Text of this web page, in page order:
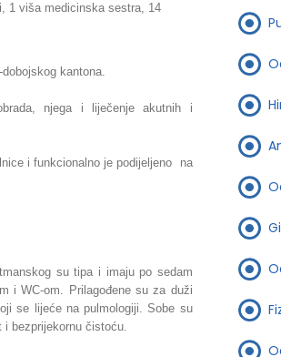
1 viša medicinska sestra, 14
kantona.
njega i liječenje akutnih i
i funkcionalno je podijeljeno na
su tipa i imaju po sedam
i WC-om. Prilagođene su za duži
se lijeće na pulmologiji. Sobe su
i bezprijekornu čistoću.